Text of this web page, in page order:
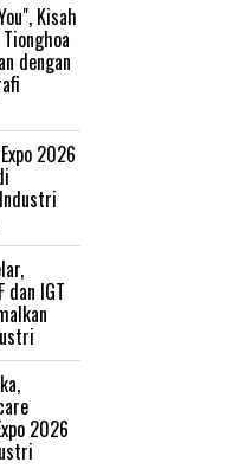
Kisah
dengan
2026
dan IGT
2026